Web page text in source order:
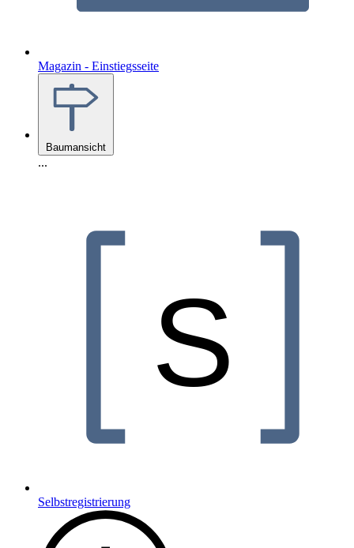
Magazin - Einstiegsseite
Baumansicht
...
Selbstregistrierung